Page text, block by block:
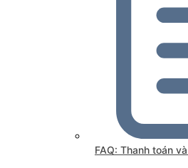
FAQ: Thanh toán